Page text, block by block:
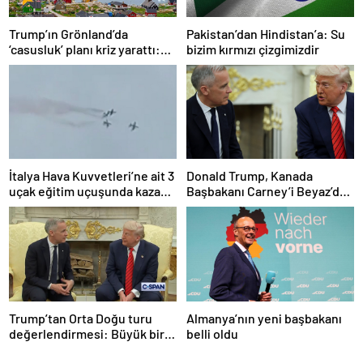
Trump’ın Grönland’da
‘casusluk’ planı kriz yarattı:
Danimarka ABD elçisini
Pakistan’dan Hindistan’a: Su
bizim kırmızı çizgimizdir
İtalya Hava Kuvvetleri’ne ait 3
uçak eğitim uçuşunda kaza
yaptı
Donald Trump, Kanada
Başbakanı Carney’i Beyaz’da
ağırladı
Trump’tan Orta Doğu turu
değerlendirmesi: Büyük bir
Almanya’nın yeni başbakanı
belli oldu